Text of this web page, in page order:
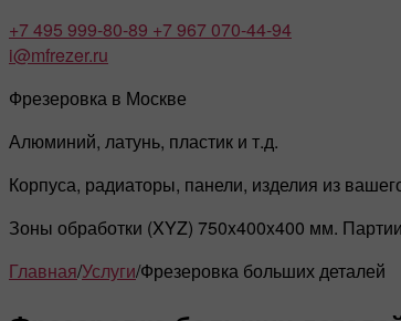
+7 495 999-80-89 +7 967 070-44-94
i@mfrezer.ru
Фрезеровка в Москве
Алюминий, латунь, пластик и т.д.
Корпуса, радиаторы, панели, изделия из
Зоны обработки (XYZ) 750x400x400 мм.
Главная/Услуги/Фрезеровка больших деталей